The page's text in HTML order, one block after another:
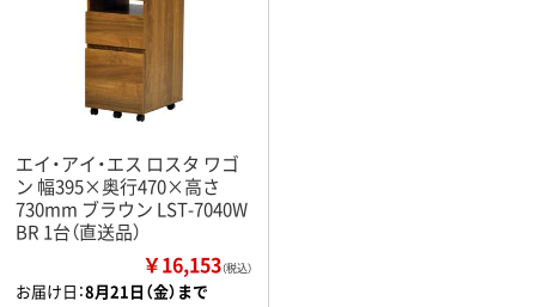
エイ・アイ・エス ロスタ ワゴ
ン 幅395×奥行470×高さ
730mm ブラウン LST-7040W
BR 1台（直送品）
￥16,153（税込）
お届け日：8月21日（金）まで